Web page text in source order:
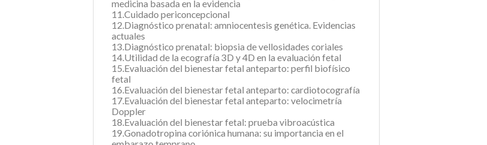
medicina basada en la evidencia
11.Cuidado periconcepcional
12.Diagnóstico prenatal: amniocentesis genética. Evidencias
actuales
13.Diagnóstico prenatal: biopsia de vellosidades coriales
14.Utilidad de la ecografía 3D y 4D en la evaluación fetal
15.Evaluación del bienestar fetal anteparto: perfil biofísico
fetal
16.Evaluación del bienestar fetal anteparto: cardiotocografía
17.Evaluación del bienestar fetal anteparto: velocimetría
Doppler
18.Evaluación del bienestar fetal: prueba vibroacústica
19.Gonadotropina coriónica humana: su importancia en el